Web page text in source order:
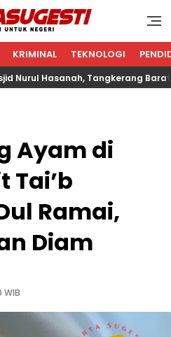
√ EDUKASI
Untuk Negeri
KRIMINAL TEKNOLOGI
Hasanah, Tangkerang Barat
Ayam di
Tai’b
Ramai,
Diam
WIB